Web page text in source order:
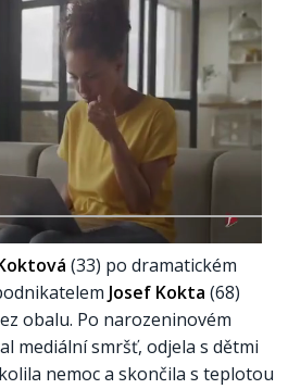
(33) po dramatickém
Josef Kokta (68)
obalu. Po narozeninovém
mediální smršť, odjela s dětmi
nemoc a skončila s teplotou